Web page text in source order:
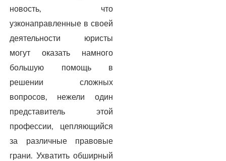
новость, что
узконаправленные в своей
деятельности юристы
могут оказать намного
большую помощь в
решении сложных
вопросов, нежели один
представитель этой
профессии, цепляющийся
за различные правовые
грани. Ухватить обширный